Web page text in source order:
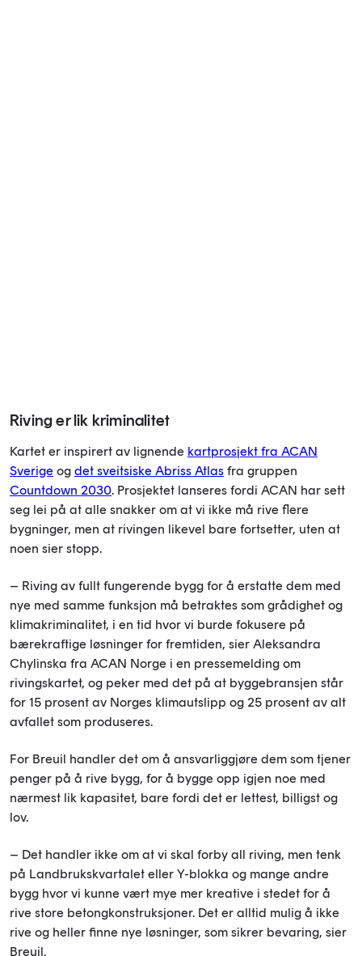
Riving er lik kriminalitet
Kartet er inspirert av lignende kartprosjekt fra ACAN
Sverige og det sveitsiske Abriss Atlas fra gruppen
Countdown 2030. Prosjektet lanseres fordi ACAN har sett
seg lei på at alle snakker om at vi ikke må rive flere
bygninger, men at rivingen likevel bare fortsetter, uten at
noen sier stopp.
– Riving av fullt fungerende bygg for å erstatte dem med
nye med samme funksjon må betraktes som grådighet og
klimakriminalitet, i en tid hvor vi burde fokusere på
bærekraftige løsninger for fremtiden, sier Aleksandra
Chylinska fra ACAN Norge i en pressemelding om
rivingskartet, og peker med det på at byggebransjen står
for 15 prosent av Norges klimautslipp og 25 prosent av alt
avfallet som produseres.
For Breuil handler det om å ansvarliggjøre dem som tjener
penger på å rive bygg, for å bygge opp igjen noe med
nærmest lik kapasitet, bare fordi det er lettest, billigst og
lov.
– Det handler ikke om at vi skal forby all riving, men tenk
på Landbrukskvartalet eller Y-blokka og mange andre
bygg hvor vi kunne vært mye mer kreative i stedet for å
rive store betongkonstruksjoner. Det er alltid mulig å ikke
rive og heller finne nye løsninger, som sikrer bevaring, sier
Breuil.